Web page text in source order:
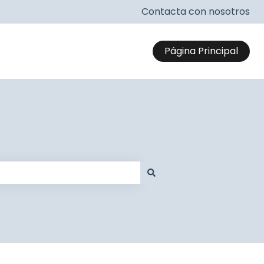
Contacta con nosotros
Página Principal